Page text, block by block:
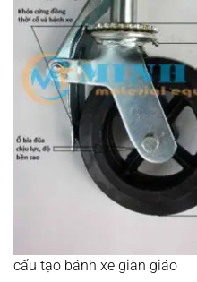
cấu tạo bánh xe giàn giáo